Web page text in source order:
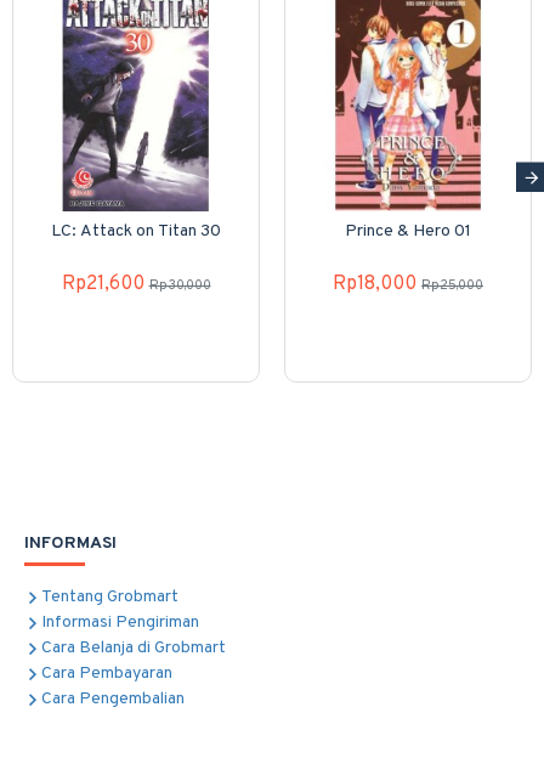
LC: Attack on Titan 30
Rp21,600 Rp30,000
Prince & Hero 01
Rp18,000 Rp25,000
INFORMASI
Tentang Grobmart
Informasi Pengiriman
Cara Belanja di Grobmart
Cara Pembayaran
Cara Pengembalian